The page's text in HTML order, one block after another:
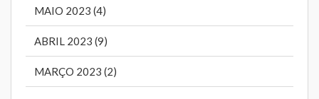
MAIO 2023 (4)
ABRIL 2023 (9)
MARÇO 2023 (2)